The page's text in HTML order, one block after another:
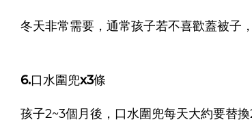
冬天非常需要，通常孩子若不喜歡蓋被子
6.口水圍兜x3條
孩子2~3個月後，口水圍兜每天大約要替換